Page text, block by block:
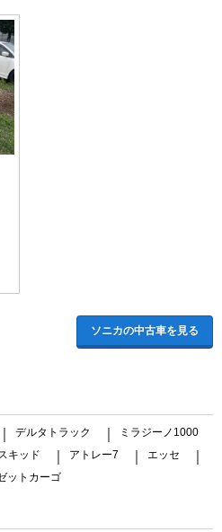
ソニカの中古車を見る
デルタトラック ミラジーノ1000
キッド アトレー7 エッセ
ットカーゴ